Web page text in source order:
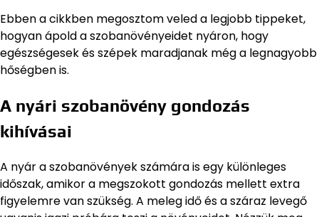
Ebben a cikkben megosztom veled a legjobb tippeket,
hogyan ápold a szobanövényeidet nyáron, hogy
egészségesek és szépek maradjanak még a legnagyobb
hőségben is.
A nyári szobanövény gondozás
kihívásai
A nyár a szobanövények számára is egy különleges
időszak, amikor a megszokott gondozás mellett extra
figyelemre van szükség. A meleg idő és a száraz levegő